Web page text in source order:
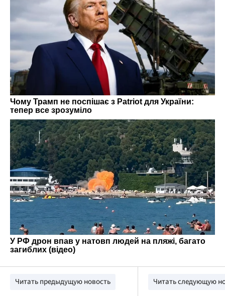
Читать предыдущую новость Читать следующую